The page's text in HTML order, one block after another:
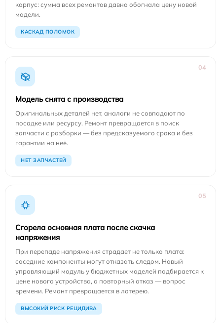
корпус: сумма всех ремонтов давно обогнала цену новой
модели.
КАСКАД ПОЛОМОК
04
Модель снята с производства
Оригинальных деталей нет, аналоги не совпадают по
посадке или ресурсу. Ремонт превращается в поиск
запчасти с разборки — без предсказуемого срока и без
гарантии на неё.
НЕТ ЗАПЧАСТЕЙ
05
Сгорела основная плата после скачка
напряжения
При перепаде напряжения страдает не только плата:
соседние компоненты могут отказать следом. Новый
управляющий модуль у бюджетных моделей подбирается к
цене нового устройства, а повторный отказ — вопрос
времени. Ремонт превращается в лотерею.
ВЫСОКИЙ РИСК РЕЦИДИВА